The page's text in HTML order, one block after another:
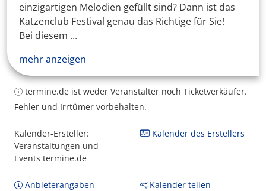
einzigartigen Melodien gefüllt sind? Dann ist das
Katzenclub Festival genau das Richtige für Sie!
Bei diesem ...
mehr anzeigen
termine.de ist weder Veranstalter noch Ticketverkäufer.
Fehler und Irrtümer vorbehalten.
Kalender-Ersteller:
Veranstaltungen und
Events termine.de
Kalender des Erstellers
Anbieterangaben Kalender teilen